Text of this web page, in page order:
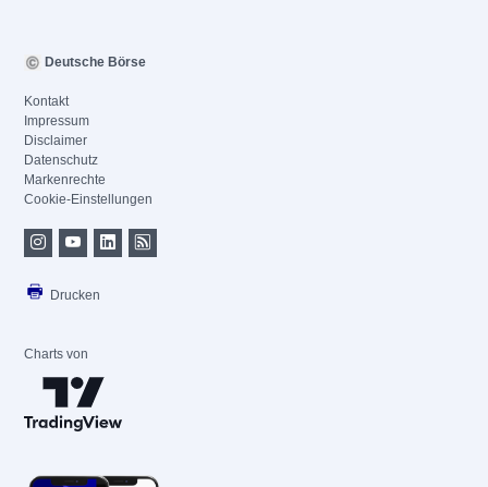
Deutsche Börse
Kontakt
Impressum
Disclaimer
Datenschutz
Markenrechte
Cookie-Einstellungen
Drucken
Charts von